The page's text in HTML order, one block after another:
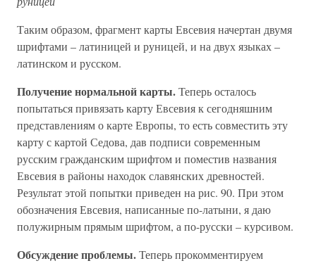
Таким образом, фрагмент карты Евсевия начертан двумя
шрифтами – латиницей и руницей, и на двух языках –
латинском и русском.
Получение нормальной карты.Теперь осталось
попытаться привязать карту Евсевия к сегодняшним
представлениям о карте Европы, то есть совместить эту
карту с картой Седова, дав подписи современным
русским гражданским шрифтом и поместив названия
Евсевия в районы находок славянских древностей.
Результат этой попытки приведен на рис. 90. При этом
обозначения Евсевия, написанные по-латыни, я даю
полужирным прямым шрифтом, а по-русски – курсивом.
Обсуждение проблемы.Теперь прокомментируем